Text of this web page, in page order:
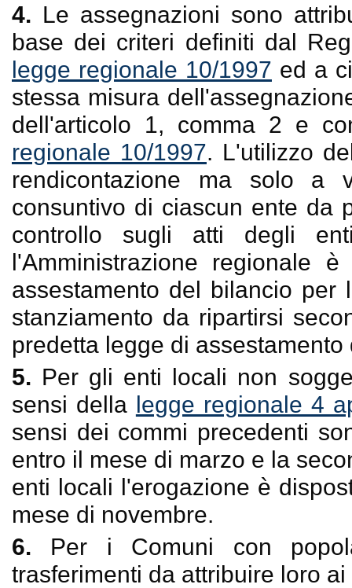
4. Le assegnazioni sono
base dei criteri definiti dal
legge regionale 10/1997 ed a
stessa misura
dell'articolo 1, comma 2 e
regionale 10/1997. L'utilizzo
rendicontazione ma solo a
consuntivo di ciascun ente da
controllo sugli atti degli
l'Amministrazione regionale
assestamento del bilancio
stanziamento da ripartirsi
predetta legge di assestamento
5. Per gli enti locali non
sensi della legge regionale 4
sensi dei commi precedenti
entro il mese di marzo e la
enti locali l'erogazione è
mese di novembre.
6.
Per i Comuni con
trasferimenti da attribuire loro